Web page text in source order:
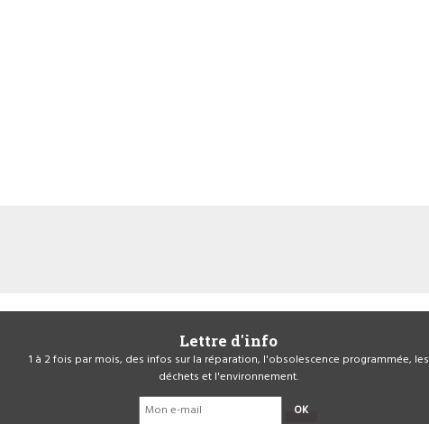
Lettre d'info
1 à 2 fois par mois, des infos sur la réparation, l'obsolescence programmée, les
déchets et l'environnement.
OK